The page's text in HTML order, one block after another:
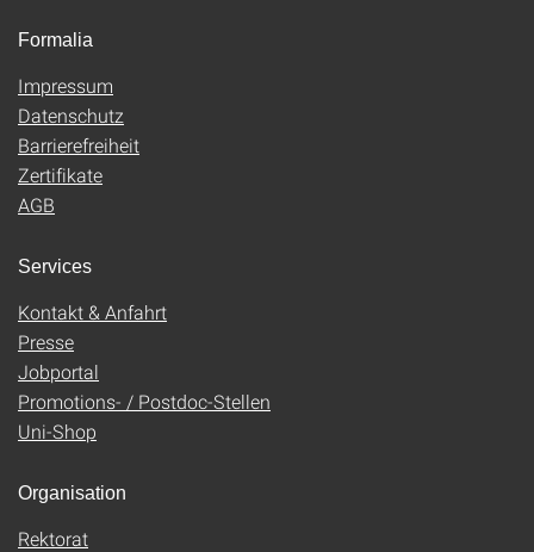
Formalia
Impressum
Datenschutz
Barrierefreiheit
Zertifikate
AGB
Services
Kontakt & Anfahrt
Presse
Jobportal
Promotions- / Postdoc-Stellen
Uni-Shop
Organisation
Rektorat